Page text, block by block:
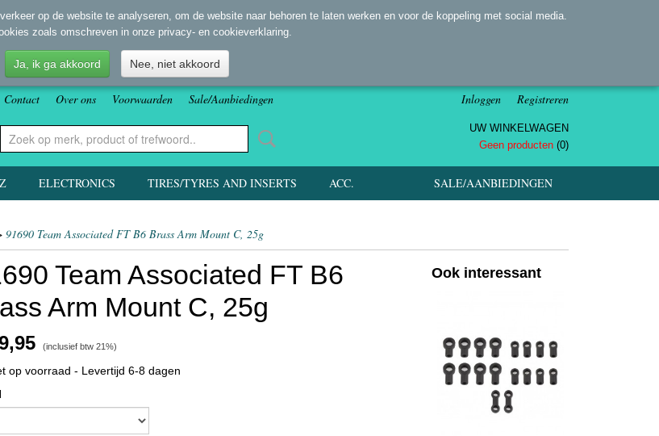
Contact Over ons Voorwaarden Sale/Aanbiedingen Inloggen Registreren
UW WINKELWAGEN
Geen producten (0)
SALE/AANBIEDINGEN
ELECTRONICS TIRES/TYRES AND INSERTS ACC.
91690 Team Associated FT B6 Brass Arm Mount C, 25g
Team Associated FT B6
Arm Mount C, 25g
(inclusief btw 21%)
op voorraad - Levertijd 6-8 dagen
Ook interessant
op de website te analyseren, om de website naar behoren te laten werken en voor de koppeling met social media.
zoals omschreven in onze privacy- en cookieverklaring.
Ja, ik ga akkoord Nee, niet akkoord